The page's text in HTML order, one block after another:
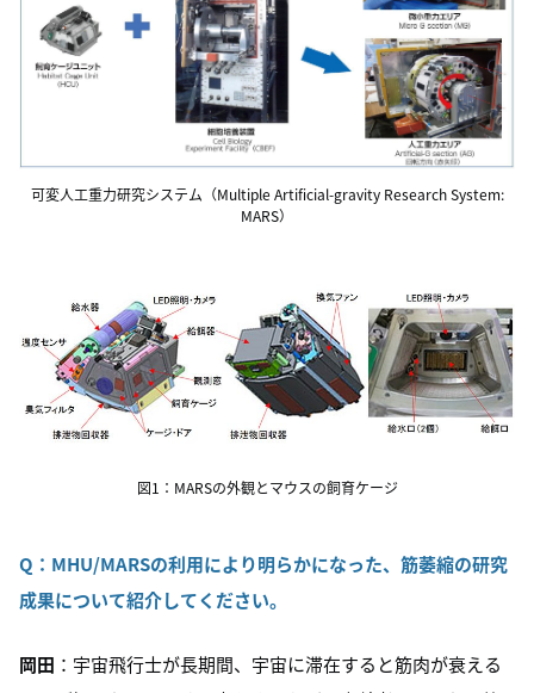
可変人工重力研究システム（Multiple Artificial-gravity Research System:
MARS）
図1：MARSの外観とマウスの飼育ケージ
Q：MHU/MARSの利用により明らかになった、筋萎縮の研究
成果について紹介してください。
岡田 ：宇宙飛行士が長期間、宇宙に滞在すると筋肉が衰える